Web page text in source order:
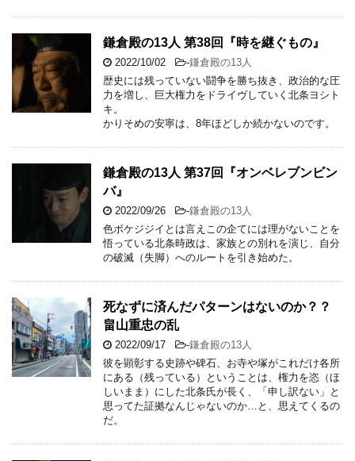
鎌倉殿の13人 第38回『時を継ぐもの』
2022/10/02 -鎌倉殿の13人
歴史には残っていない闘争を勝ち抜き、政治的な圧
力を増し、巨大権力をドライヴしていく北条ヨシト
キ。
かりそめの安寧は、8年ほどしか続かないのです。
鎌倉殿の13人 第37回『オンベレブンビン
バ』
2022/09/26 -鎌倉殿の13人
色ボケジジイとは言えこの企てには理がないことを
悟っている北条時政は、家族との別れを演じ、自分
の破滅（失脚）へのルートを引き始めた。
死なずに済んだパターンはないのか？？
畠山重忠の乱
2022/09/17 -鎌倉殿の13人
彼を顕彰する史跡や碑石、お寺や塚がこれだけ各所
にある（残っている）ということは、権力を恣（ほ
しいまま）にした北条氏が長く、「申し訳ない」と
思ってた証拠なんじゃないのか…と、思えてくるの
だ。